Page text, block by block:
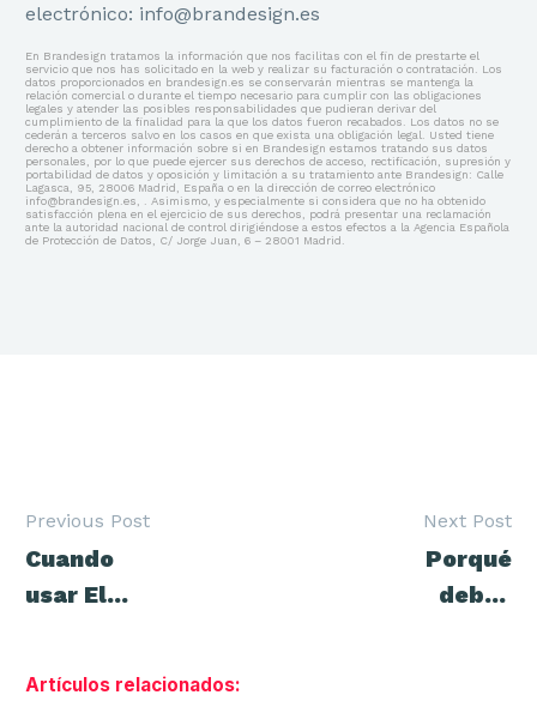
electrónico: info@brandesign.es
En Brandesign tratamos la información que nos facilitas con el fin de prestarte el
servicio que nos has solicitado en la web y realizar su facturación o contratación. Los
datos proporcionados en brandesign.es se conservarán mientras se mantenga la
relación comercial o durante el tiempo necesario para cumplir con las obligaciones
legales y atender las posibles responsabilidades que pudieran derivar del
cumplimiento de la finalidad para la que los datos fueron recabados. Los datos no se
cederán a terceros salvo en los casos en que exista una obligación legal. Usted tiene
derecho a obtener información sobre si en Brandesign estamos tratando sus datos
personales, por lo que puede ejercer sus derechos de acceso, rectificación, supresión y
portabilidad de datos y oposición y limitación a su tratamiento ante Brandesign: Calle
Lagasca, 95, 28006 Madrid, España o en la dirección de correo electrónico
info@brandesign.es, . Asimismo, y especialmente si considera que no ha obtenido
satisfacción plena en el ejercicio de sus derechos, podrá presentar una reclamación
ante la autoridad nacional de control dirigiéndose a estos efectos a la Agencia Española
de Protección de Datos, C/ Jorge Juan, 6 – 28001 Madrid.
de
Previous Post
Cuando
usar El
Next Post
Porqué
debes
Artículos relacionados: